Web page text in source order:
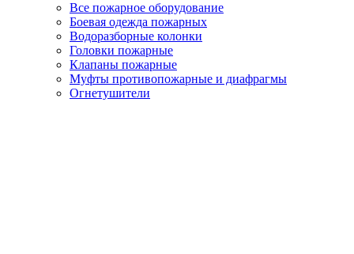
Все пожарное оборудование
Боевая одежда пожарных
Водоразборные колонки
Головки пожарные
Клапаны пожарные
Муфты противопожарные и диафрагмы
Огнетушители